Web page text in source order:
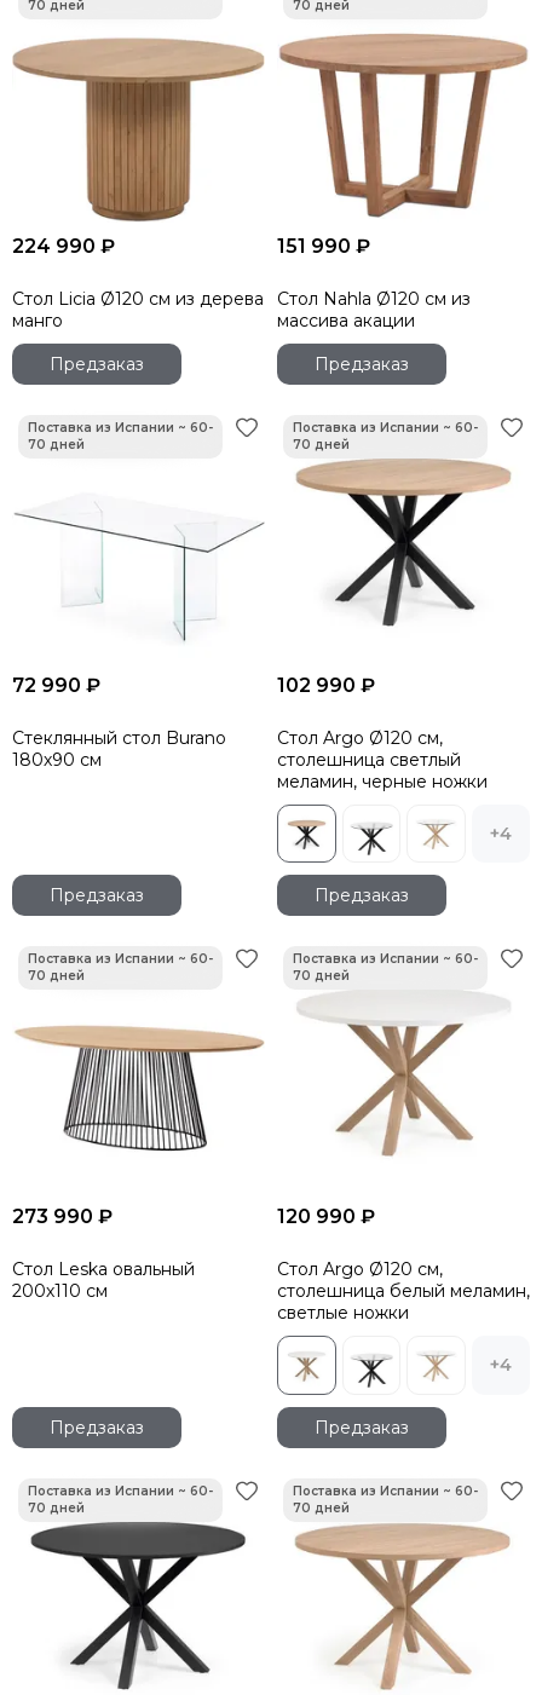
224 990 ₽
Стол Licia Ø120 см из дерева
манго
Предзаказ
151 990 ₽
Стол Nahla Ø120 см из
массива акации
Предзаказ
72 990 ₽
Стеклянный стол Burano
180х90 см
Предзаказ
102 990 ₽
Стол Argo Ø120 см,
столешница светлый
меламин, черные ножки
+4
Предзаказ
273 990 ₽
Стол Leska овальный
200х110 см
Предзаказ
120 990 ₽
Стол Argo Ø120 см,
столешница белый меламин,
светлые ножки
+4
Предзаказ